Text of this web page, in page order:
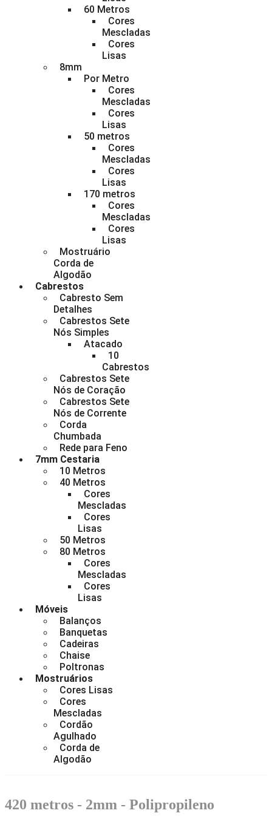
60 Metros
Cores
Mescladas
Cores
Lisas
8mm
Por Metro
Cores
Mescladas
Cores
Lisas
50 metros
Cores
Mescladas
Cores
Lisas
170 metros
Cores
Mescladas
Cores
Lisas
Mostruário
Corda de
Algodão
Cabrestos
Cabresto Sem
Detalhes
Cabrestos Sete
Nós Simples
Atacado
10
Cabrestos
Cabrestos Sete
Nós de Coração
Cabrestos Sete
Nós de Corrente
Corda
Chumbada
Rede para Feno
7mm Cestaria
10 Metros
40 Metros
Cores
Mescladas
Cores
Lisas
50 Metros
80 Metros
Cores
Mescladas
Cores
Lisas
Móveis
Balanços
Banquetas
Cadeiras
Chaise
Poltronas
Mostruários
Cores Lisas
Cores
Mescladas
Cordão
Agulhado
Corda de
Algodão
420 metros - 2mm - Polipropileno